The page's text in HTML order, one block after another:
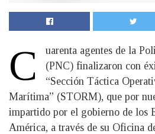
C
uarenta agentes de la
(PNC) finalizaron con
“Sección Táctica
Marítima” (STORM), que por
impartido por el gobierno de los
América, a través de su Oficina